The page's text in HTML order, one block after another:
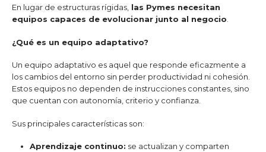
En lugar de estructuras rígidas, las Pymes necesitan
equipos capaces de evolucionar junto al negocio
¿Qué es un equipo adaptativo?
Un equipo adaptativo es aquel que responde eficazmente a
los cambios del entorno sin perder productividad ni cohesión.
Estos equipos no dependen de instrucciones constantes, sino
que cuentan con autonomía, criterio y confianza.
Sus principales características son:
Aprendizaje continuo: se actualizan y comparten